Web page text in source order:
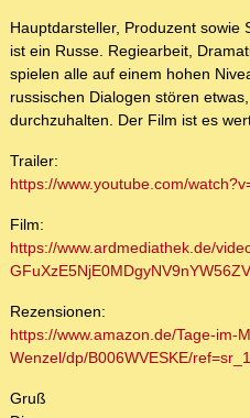
Hauptdarsteller, Produzent sowie
ist ein Russe. Regiearbeit,
spielen alle auf einem hohen
russischen Dialogen stören
durchzuhalten. Der Film ist es
Trailer:
https://www.youtube.com/
Film:
https://www.ardmediathek.de/
Rezensionen:
https://www.amazon.de/Tage-im-
Wenzel/dp/B006WVESKE/
Gruß